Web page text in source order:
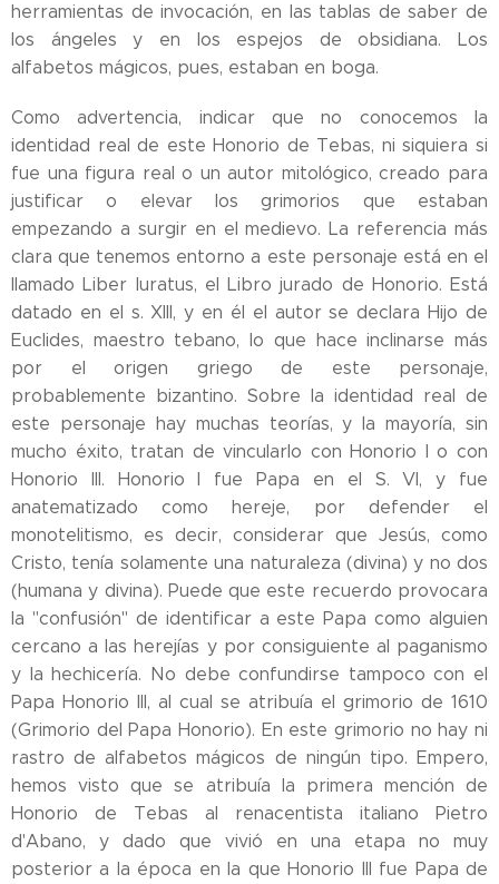
herramientas de invocación, en las tablas de saber de
los ángeles y en los espejos de obsidiana. Los
alfabetos mágicos, pues, estaban en boga.
Como advertencia, indicar que no conocemos la
identidad real de este Honorio de Tebas, ni siquiera si
fue una figura real o un autor mitológico, creado para
justificar o elevar los grimorios que estaban
empezando a surgir en el medievo. La referencia más
clara que tenemos entorno a este personaje está en el
llamado Liber Iuratus, el Libro jurado de Honorio. Está
datado en el s. XIII, y en él el autor se declara Hijo de
Euclides, maestro tebano, lo que hace inclinarse más
por el origen griego de este personaje,
probablemente bizantino. Sobre la identidad real de
este personaje hay muchas teorías, y la mayoría, sin
mucho éxito, tratan de vincularlo con Honorio I o con
Honorio III. Honorio I fue Papa en el S. VI, y fue
anatematizado como hereje, por defender el
monotelitismo, es decir, considerar que Jesús, como
Cristo, tenía solamente una naturaleza (divina) y no dos
(humana y divina). Puede que este recuerdo provocara
la "confusión" de identificar a este Papa como alguien
cercano a las herejías y por consiguiente al paganismo
y la hechicería. No debe confundirse tampoco con el
Papa Honorio III, al cual se atribuía el grimorio de 1610
(Grimorio del Papa Honorio). En este grimorio no hay ni
rastro de alfabetos mágicos de ningún tipo. Empero,
hemos visto que se atribuía la primera mención de
Honorio de Tebas al renacentista italiano Pietro
d'Abano, y dado que vivió en una etapa no muy
posterior a la época en la que Honorio III fue Papa de